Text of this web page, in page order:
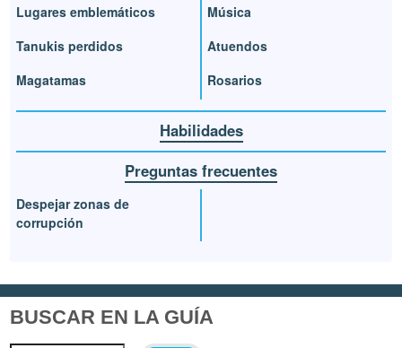
Lugares emblemáticos
Tanukis perdidos
Magatamas
Música
Atuendos
Rosarios
Habilidades
Preguntas frecuentes
Despejar zonas de
corrupción
BUSCAR EN LA GUÍA